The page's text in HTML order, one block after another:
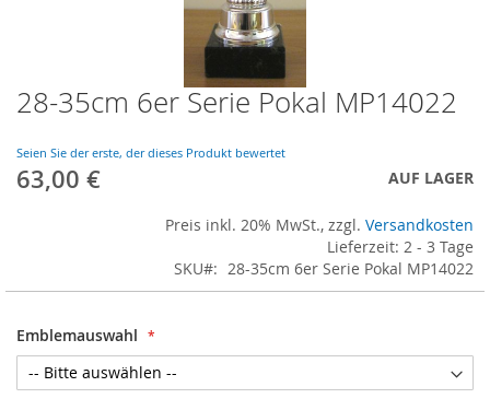
28-35cm 6er Serie Pokal MP14022
Seien Sie der erste, der dieses Produkt bewertet
63,00 € AUF LAGER
Preis inkl. 20% MwSt., zzgl. Versandkosten
Lieferzeit: 2 - 3 Tage
SKU
28-35cm 6er Serie Pokal MP14022
Emblemauswahl
Skip
to
beginning
of